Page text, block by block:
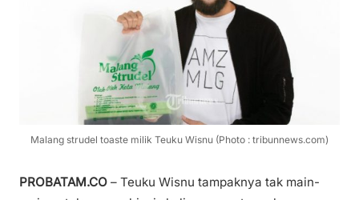
Malang strudel toaste milik Teuku Wisnu (Photo : tribunnews.com)
PROBATAM.CO – Teuku Wisnu tampaknya tak main-